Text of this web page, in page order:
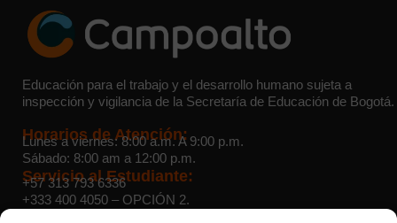
Educación para el trabajo y el desarrollo humano sujeta a
inspección y vigilancia de la Secretaría de Educación de Bogotá.
Horarios de Atención:
Lunes a viernes: 8:00 a.m. A 9:00 p.m.
Sábado: 8:00 am a 12:00 p.m.
Servicio al Estudiante:
+57 313 793 6336
+333 400 4050 – OPCIÓN 2.